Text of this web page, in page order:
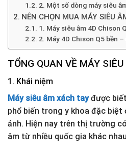
2. Một số dòng máy siêu
NÊN CHỌN MUA MÁY SIÊU
1. Máy siêu âm 4D Chison
2. Máy 4D Chison Q5 bền –
TỔNG QUAN VỀ MÁY
1. Khái niệm
Máy siêu âm xách tayđược
phổ biến trong y khoa đặc biệt
ảnh. Hiện nay trên thị trường
âm từ nhiều quốc gia khác